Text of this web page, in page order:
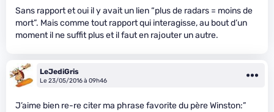
Sans rapport et oui il y avait un lien “plus de radars = moins de
mort”. Mais comme tout rapport qui interagisse, au bout d’un
moment il ne suffit plus et il faut en rajouter un autre.
LeJediGris
Le 23/05/2016 à 09h46
J’aime bien re-re citer ma phrase favorite du père Winston:”